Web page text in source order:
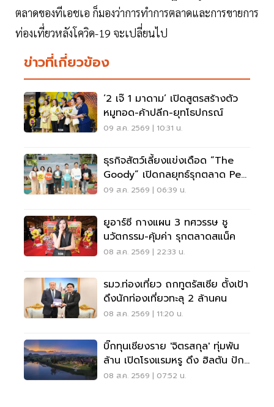
ตลาดของทีเอชเอ ก็มองว่าการทำการตลาดและการขายการ
ท่องเที่ยวหลังโควิด-19 จะเปลี่ยนไป
ข่าวที่เกี่ยวข้อง
‘2 เจ๊ 1 มาดาม’ เปิดสูตรสร้างตัว
หมูทอด-ค้าปลีก-ยุทโธปกรณ์
09 ส.ค. 2569 | 10:31 น.
ธุรกิจสัตว์เลี้ยงแข่งเดือด “The
Goody” เปิดกลยุทธ์รุกตลาด Pet
Humanization
09 ส.ค. 2569 | 06:39 น.
ยูอาร์ซี กางแผน 3 ทศวรรษ ชู
นวัตกรรม-คุ้มค่า รุกตลาดสแน็ค
08 ส.ค. 2569 | 22:33 น.
รมว.ท่องเที่ยว ถกทูตรัสเซีย ตั้งเป้า
ดึงนักท่องเที่ยวทะลุ 2 ล้านคน
08 ส.ค. 2569 | 11:20 น.
บิ๊กทุนเชียงราย 'จิตรสกุล' ทุ่มพัน
ล้าน เปิดโรงแรมหรู ดึง ฮิลตัน ปัก
หมุดแบรนด์ใหม่
08 ส.ค. 2569 | 07:52 น.